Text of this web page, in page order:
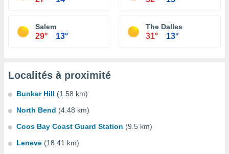
Salem
29° 13°
The Dalles
31° 13°
Localités à proximité
Bunker Hill (1.58 km)
North Bend (4.48 km)
Coos Bay Coast Guard Station (9.5 km)
Leneve (18.41 km)